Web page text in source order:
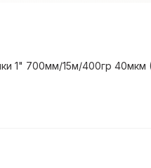
1" 700мм/15м/400гр 40мкм